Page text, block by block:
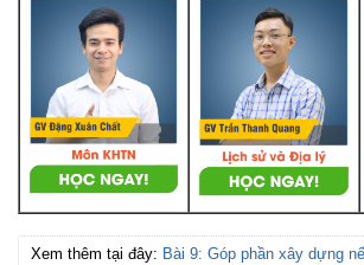
Xem thêm tại đây: Bài 9: Góp phần xây dựng